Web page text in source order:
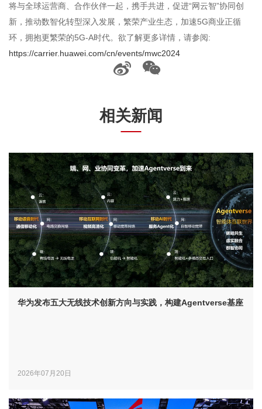
将与全球运营商、合作伙伴一起，携手共进，促进“网云智”协同创
新，推动数智化转型深入发展，繁荣产业生态，加速5G商业正循
环，拥抱更繁荣的5G-A时代。欲了解更多详情，请参阅:
https://carrier.huawei.com/cn/events/mwc2024
相关新闻
华为发布五大无线技术创新方向与实践，构建Agentverse基座
2026年07月20日